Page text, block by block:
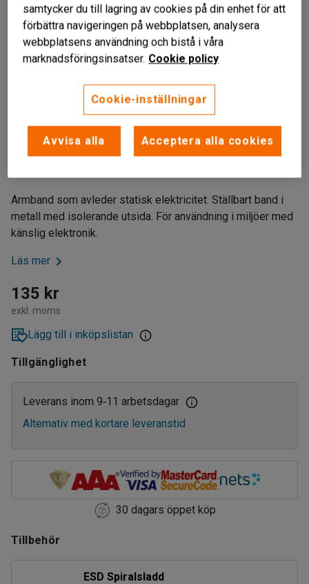
Liknande produkter
Nickelfri
Hög tillförlitlighet
Armband som avleder statisk elektricitet. Ställbart band i
metall med isolerande utsida. För användning i miljöer med
känslig elektronik.
Läs mer
135 kr
exkl. moms
Lägg till i inköpslistan
Tillgänglighet
Leverans inom 9‑11 arbetsdagar
Alternativ med kortare leveranstid
30 dagars öppet köp
Tillbehör
ESD Spiralsladd
samtycker du till lagring av cookies på din enhet för att
förbättra navigeringen på webbplatsen, analysera
webbplatsens användning och bistå i våra
marknadsföringsinsatser. Cookie policy
Cookie-inställningar
Avvisa alla Acceptera alla cookies